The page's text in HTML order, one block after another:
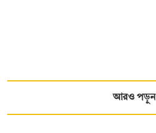
আরও পড়ুন